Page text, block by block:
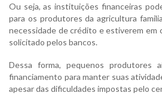
Ou seja, as instituições financeiras
para os produtores da agricultura
necessidade de crédito e estiverem em
solicitado pelos bancos.
Dessa forma, pequenos produtores
financiamento para manter suas
apesar das dificuldades impostas pelo